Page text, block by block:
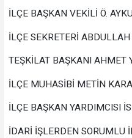
İLÇE BAŞKAN VEKİLİ Ö.
İLÇE SEKRETERİ
TEŞKİLAT BAŞKANI AHMET
İLÇE MUHASİBİ METİN
İLÇE BAŞKAN YARDIMCISI
İDARİ İŞLERDEN SORUMLU